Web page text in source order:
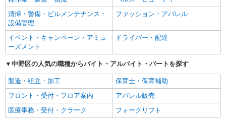
清掃・警備・ビルメンテナンス・
設備管理
ファッション・アパレル
イベント・キャンペーン・アミュ
ーズメント
ドライバー・配達
中野区の人気の職種からバイト・アルバイト・パートを探す
製造・組立・加工
保育士・保育補助
フロント・受付・フロア案内
アパレル販売
医療事務・受付・クラーク
フォークリフト